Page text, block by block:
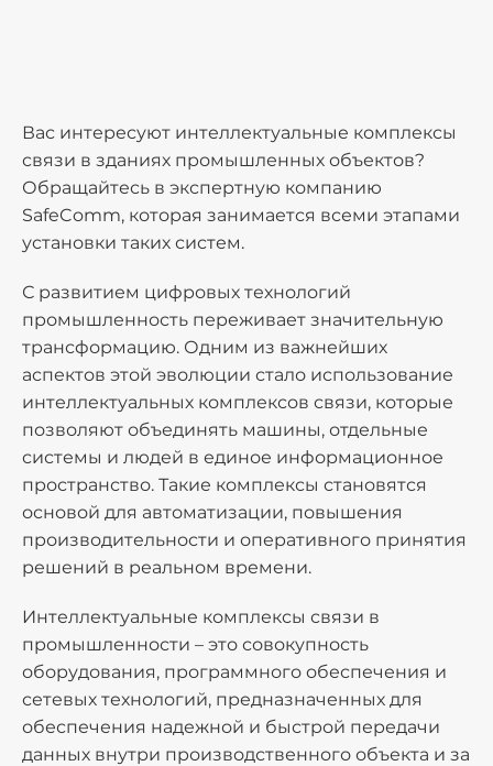
Вас интересуют интеллектуальные комплексы
связи в зданиях промышленных объектов?
Обращайтесь в экспертную компанию
SafeComm, которая занимается всеми этапами
установки таких систем.
С развитием цифровых технологий
промышленность переживает значительную
трансформацию. Одним из важнейших
аспектов этой эволюции стало использование
интеллектуальных комплексов связи, которые
позволяют объединять машины, отдельные
системы и людей в единое информационное
пространство. Такие комплексы становятся
основой для автоматизации, повышения
производительности и оперативного принятия
решений в реальном времени.
Интеллектуальные комплексы связи в
промышленности – это совокупность
оборудования, программного обеспечения и
сетевых технологий, предназначенных для
обеспечения надежной и быстрой передачи
данных внутри производственного объекта и за